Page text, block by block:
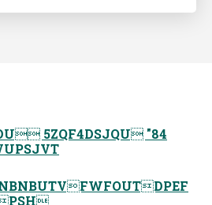
5ZQF4DSJQU "84